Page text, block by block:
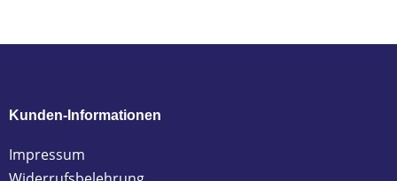
Kunden-Informationen
Impressum